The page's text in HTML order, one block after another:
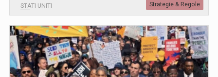
STATI UNITI Strategie & Regole